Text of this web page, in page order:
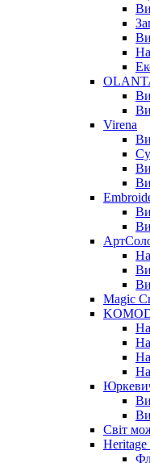
Virena
Magic
Світ
Heritage